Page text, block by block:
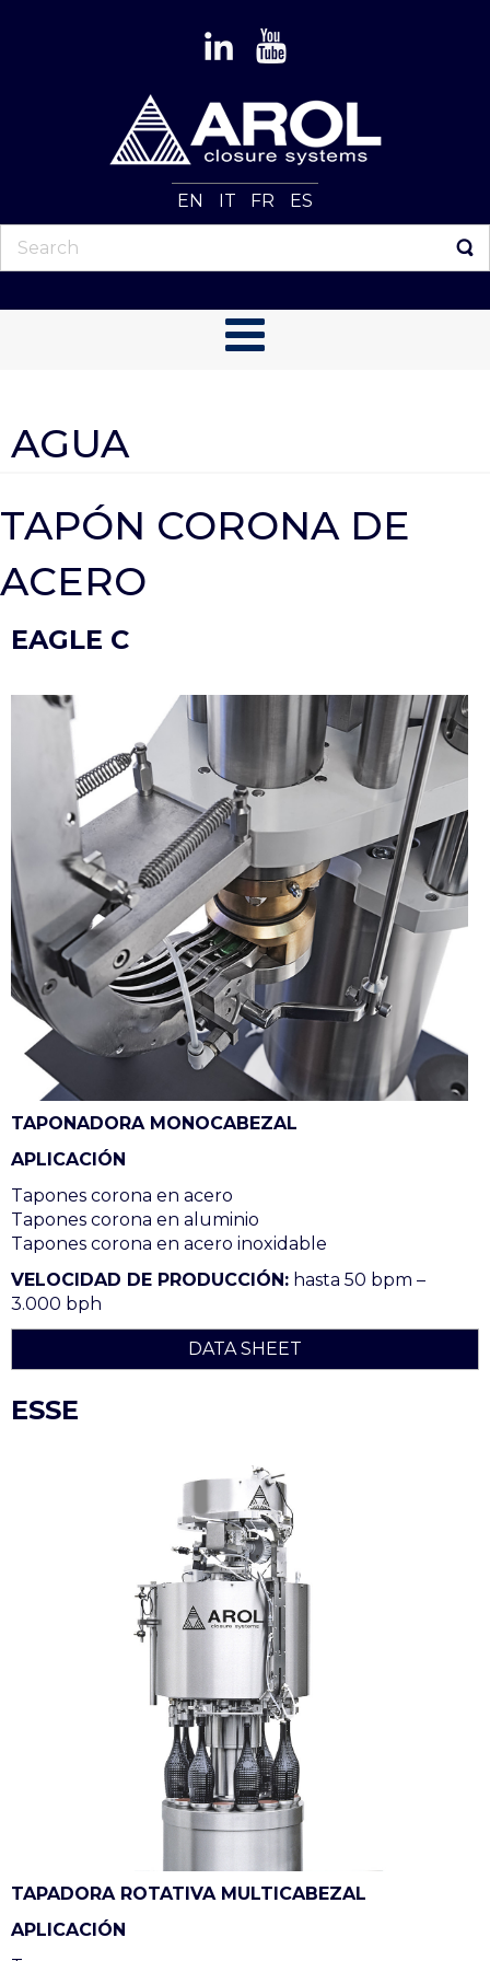
EN IT FR ES
AGUA
TAPÓN CORONA DE
ACERO
EAGLE C
TAPONADORA MONOCABEZAL
APLICACIÓN
Tapones corona en acero
Tapones corona en aluminio
Tapones corona en acero inoxidable
VELOCIDAD DE PRODUCCIÓN: hasta 50 bpm –
3.000 bph
DATA SHEET
ESSE
TAPADORA ROTATIVA MULTICABEZAL
APLICACIÓN